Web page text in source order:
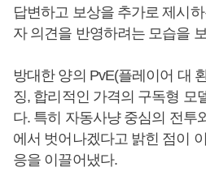
답변하고 보상을 추가로 제시
자 의견을 반영하려는 모습을
방대한 양의 PvE(플레이어 대
징, 합리적인 가격의 구독형 모
다. 특히 자동사냥 중심의 전투
에서 벗어나겠다고 밝힌 점이
응을 이끌어냈다.